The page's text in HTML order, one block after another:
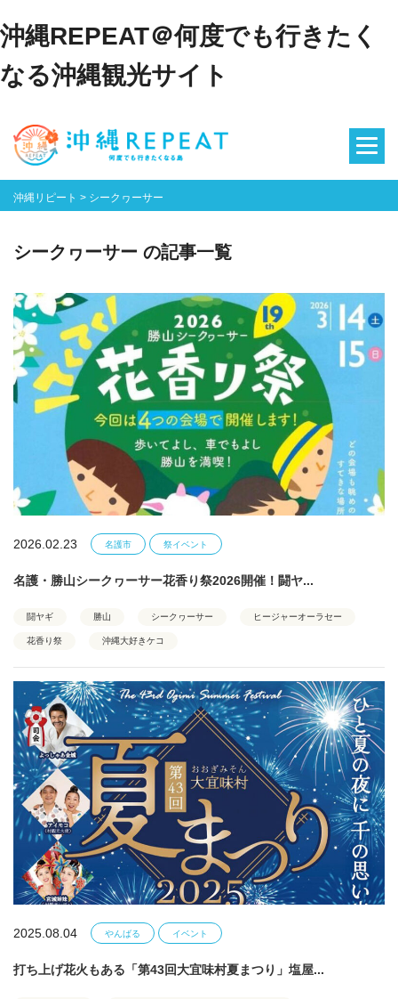
沖縄REPEAT＠何度でも行きたく
なる沖縄観光サイト
沖縄リピート > シークヮーサー
シークヮーサー の記事一覧
2026.02.23 名護市 祭イベント
名護・勝山シークヮーサー花香り祭2026開催！闘ヤ...
闘ヤギ 勝山 シークヮーサー ヒージャーオーラセー
花香り祭 沖縄大好きケコ
2025.08.04 やんばる イベント
打ち上げ花火もある「第43回大宜味村夏まつり」塩屋...